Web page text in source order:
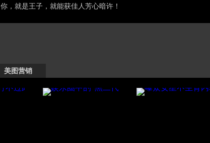
你，就是王子，就能获佳人芳心暗许！
美图营销